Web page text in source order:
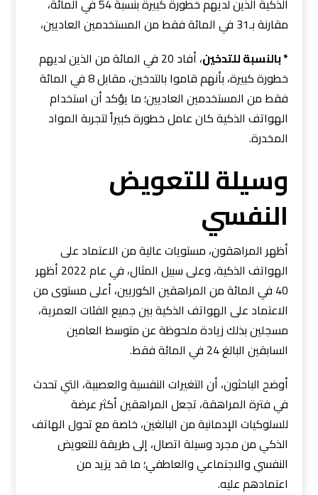
مقارنة بـ31 في المائة فقط من المستخدمين العاديين،
* بالنسبة للتدخين
، أفاد 20 في المائة من الذين لديهم
خطورة كبيرة، بأنهم قاموا بالتدخين، مقابل 8 في المائة
فقط من المستخدمين العاديين؛ ما يؤكد أن استخدام
الهواتف الذكية كان عامل خطورة كبيراً لتجربة المواد
المخدرة.
وسيلة للتعويض
النفسي
أظهر المراهقون، مستويات عالية من الاعتماد على
الهواتف الذكية، وعلى سبيل المثال، في عام 2022 أظهر
40 في المائة من المراهقين الكوريين، أعلى مستوى من
الاعتماد على الهواتف الذكية بين جميع الفئات العمرية،
مسجلين بذلك زيادة ملحوظة عن متوسط ​​العامين
السابقين البالغ 24 في المائة فقط.
أوضح الباحثون، أن التغيرات النفسية والعصبية، التي تحدث
في فترة المراهقة، تجعل المراهقين أكثر عرضة
للسلوكيات الإدمانية من البالغين، خاصة مع تحول الهاتف
الذكي من مجرد وسيلة اتصال، إلى طريقة للتعويض
النفسي والاجتماعي والعاطفي؛ ما قد يزيد من
اعتمادهم عليه.